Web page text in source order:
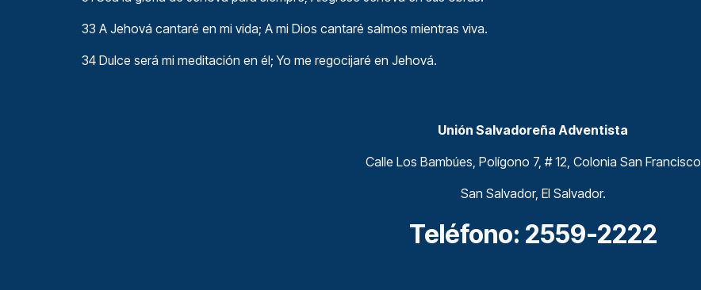
33 A Jehová cantaré en mi vida; A mi Dios cantaré salmos mientras viva.
34 Dulce será mi meditación en él; Yo me regocijaré en Jehová.
Unión Salvadoreña Adventista
Calle Los Bambúes, Polígono 7, # 12, Colonia San Francisco
San Salvador, El Salvador.
Teléfono: 2559-2222